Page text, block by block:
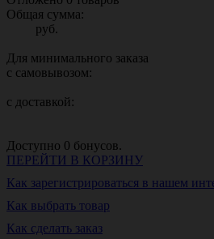
Общая сумма:
руб.
Для минимального заказа
с самовывозом:
с доставкой:
Доступно 0 бонусов.
ПЕРЕЙТИ В КОРЗИНУ
Как зарегистрироваться в нашем
Как выбрать товар
Как сделать заказ